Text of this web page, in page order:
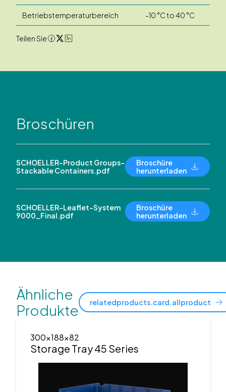
Betriebstemperaturbereich -10 °C to 40 °C
Teilen Sie
Broschüren
SCHOELLER-Product Groups-
Stackable Containers.pdf
Broschüre
herunterladen
SCHOELLER-Leaflet-System
9000_Final.pdf
Broschüre
herunterladen
Ähnliche
Produkte
relatedproducts.card.allproduct
300x188x82
Storage Tray 45 Series